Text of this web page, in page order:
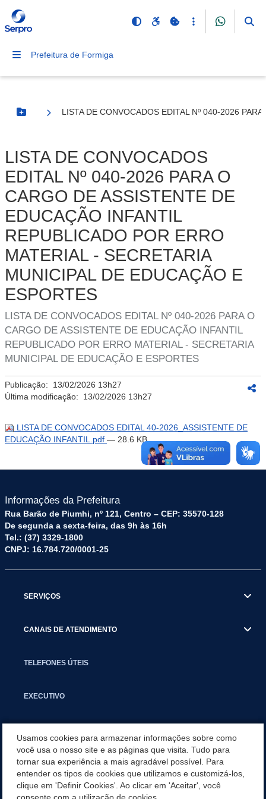
Prefeitura de Formiga
Botão Menu
LISTA DE CONVOCADOS EDITAL Nº 040-2026
LISTA DE CONVOCADOS
EDITAL Nº 040-2026 PARA O
CARGO DE ASSISTENTE DE
EDUCAÇÃO INFANTIL
REPUBLICADO POR ERRO
MATERIAL - SECRETARIA
MUNICIPAL DE EDUCAÇÃO E
ESPORTES
LISTA DE CONVOCADOS EDITAL Nº 040-2026 PARA O
CARGO DE ASSISTENTE DE EDUCAÇÃO INFANTIL
REPUBLICADO POR ERRO MATERIAL - SECRETARIA
MUNICIPAL DE EDUCAÇÃO E ESPORTES
Publicação: 13/02/2026 13h27
Última modificação: 13/02/2026 13h27
LISTA DE CONVOCADOS EDITAL 40-2026_ASSISTENTE DE
EDUCAÇÃO INFANTIL.pdf — 28.6 KB
Informações da Prefeitura
Rua Barão de Piumhi, nº 121, Centro – CEP: 35570-128
De segunda a sexta-feira, das 9h às 16h
Tel.: (37) 3329-1800
CNPJ: 16.784.720/0001-25
SERVIÇOS
CANAIS DE ATENDIMENTO
TELEFONES ÚTEIS
EXECUTIVO
APLICATIVO
SECRETARIAS
Usamos cookies para armazenar informações sobre como
você usa o nosso site e as páginas que visita. Tudo para
tornar sua experiência a mais agradável possível. Para
entender os tipos de cookies que utilizamos e customizá-los,
clique em 'Definir Cookies'. Ao clicar em 'Aceitar', você